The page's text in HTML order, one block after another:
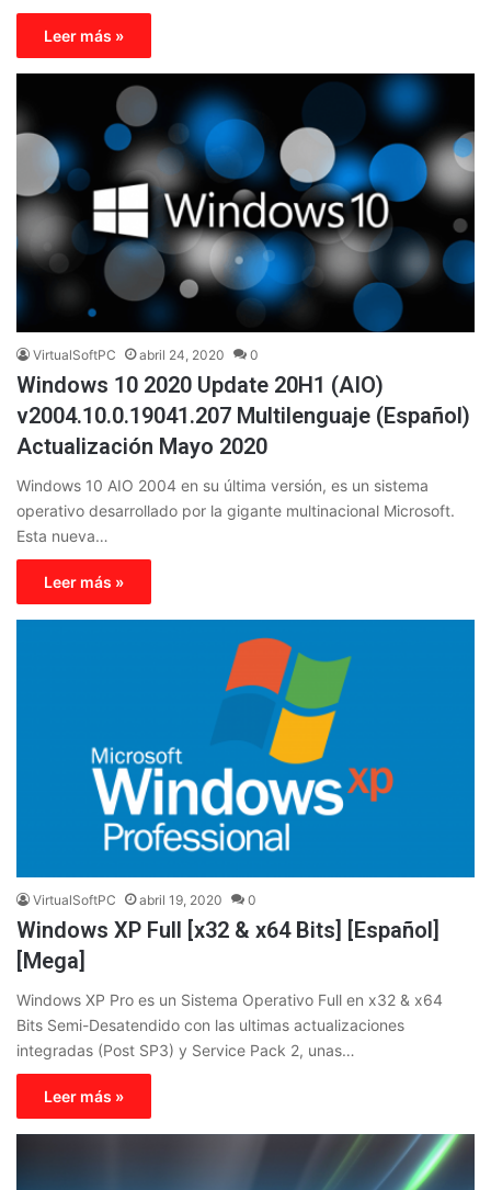
Leer más »
VirtualSoftPC abril 24, 2020 0
Windows 10 2020 Update 20H1 (AIO)
v2004.10.0.19041.207 Multilenguaje (Español)
Actualización Mayo 2020
Windows 10 AIO 2004 en su última versión, es un sistema
operativo desarrollado por la gigante multinacional Microsoft.
Esta nueva…
Leer más »
VirtualSoftPC abril 19, 2020 0
Windows XP Full [x32 & x64 Bits] [Español]
[Mega]
Windows XP Pro es un Sistema Operativo Full en x32 & x64
Bits Semi-Desatendido con las ultimas actualizaciones
integradas (Post SP3) y Service Pack 2, unas…
Leer más »